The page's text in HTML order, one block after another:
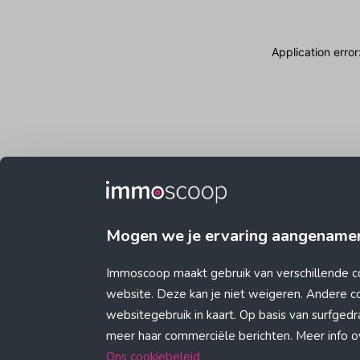
Mogen we je ervaring
Immoscoop maakt gebruik van verschillende
website. Deze kan je niet weigeren. Andere
websitegebruik in kaart. Op basis van
meer haar commerciële berichten. Meer info
Ons cookiebeleid
Application